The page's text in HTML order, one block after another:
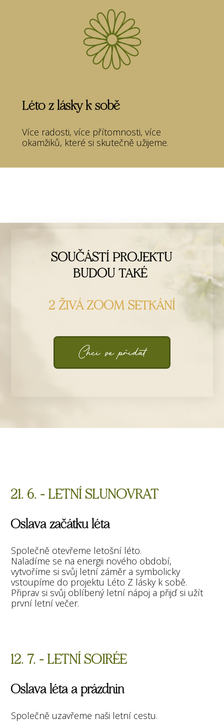
Léto z lásky k sobě
Více radosti, více přítomnosti, více
okamžiků, které si skutečně užijeme.
SOUČÁSTÍ PROJEKTU
BUDOU TAKÉ
2 ŽIVÁ ZOOM SETKÁNÍ
Chci se přidat
21. 6. - LETNÍ SLUNOVRAT
Oslava začátku léta
Společně otevřeme letošní léto.
Naladíme se na energii nového období,
vytvoříme si svůj letní záměr a symbolicky
vstoupíme do projektu Léto Z lásky k sobě.
Připrav si svůj oblíbený letní nápoj a přijď si užít
první letní večer.
12. 7. - LETNÍ SOIRÉE
Oslava léta a prázdnin
Společně uzavřeme naši letní cestu.